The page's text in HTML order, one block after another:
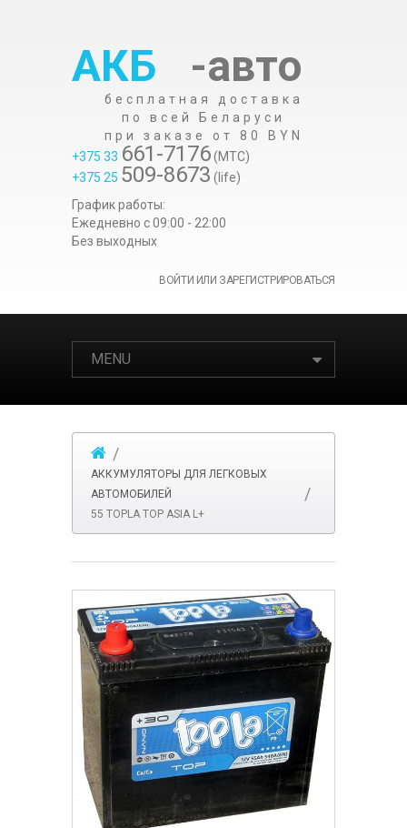
АКБ -авто
бесплатная доставка
по всей Беларуси
при заказе от 80 BYN
+375 33 661-7176(МТС)
+375 25 509-8673 (life)
График работы:
Ежедневно c 09:00 - 22:00
Без выходных
ВОЙТИ ИЛИ ЗАРЕГИСТРИРОВАТЬСЯ
MENU
АККУМУЛЯТОРЫ ДЛЯ ЛЕГКОВЫХ
АВТОМОБИЛЕЙ
55 TOPLA TOP ASIA L+